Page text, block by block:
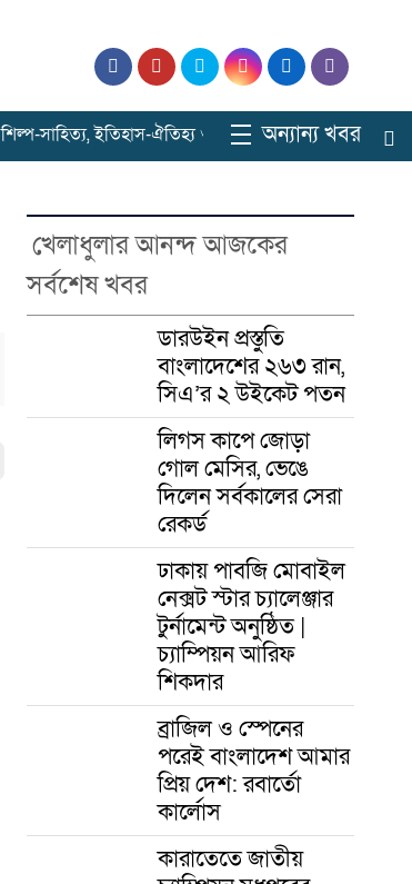
শিল্প-সাহিত্য, ইতিহাস-ঐতিহ্য ও বিনোদনের ঠিকানা
অন্যান্য খবর
খেলাধুলার আনন্দ আজকের
সর্বশেষ খবর
ডারউইন প্রস্তুতি
বাংলাদেশের ২৬৩ রান,
সিএ’র ২ উইকেট পতন
লিগস কাপে জোড়া
গোল মেসির, ভেঙে
দিলেন সর্বকালের সেরা
রেকর্ড
ঢাকায় পাবজি মোবাইল
নেক্সট স্টার চ্যালেঞ্জার
টুর্নামেন্ট অনুষ্ঠিত |
চ্যাম্পিয়ন আরিফ
শিকদার
ব্রাজিল ও স্পেনের
পরেই বাংলাদেশ আমার
প্রিয় দেশ: রবার্তো
কার্লোস
কারাতেতে জাতীয়